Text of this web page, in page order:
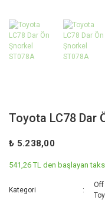
Toyota LC78 Dar
₺ 5.238,00
541,26 TL den başlayan
Kategori
Off